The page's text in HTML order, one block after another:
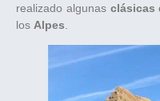
realizado algunas clásicas
los Alpes